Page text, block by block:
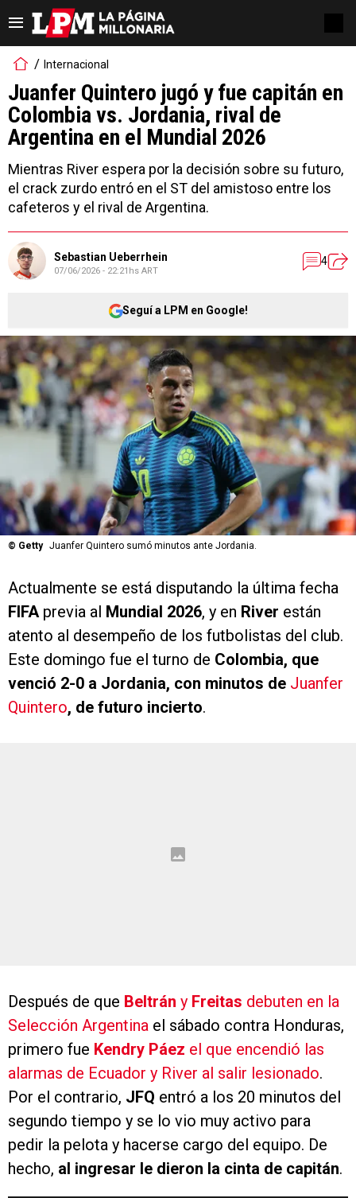
Internacional
Juanfer Quintero jugó y fue capitán en
Colombia vs. Jordania, rival de
Argentina en el Mundial 2026
Mientras River espera por la decisión sobre su futuro,
el crack zurdo entró en el ST del amistoso entre los
cafeteros y el rival de Argentina.
Sebastian Ueberrhein
07/06/2026 - 22:21hs ART
4
Seguí a LPM en Google!
© Getty Juanfer Quintero sumó minutos ante Jordania.
Actualmente se está disputando la última fecha
FIFAprevia al Mundial 2026, y en River están
atento al desempeño de los futbolistas del club.
Este domingo fue el turno de Colombia, que
venció 2-0 a Jordania, con minutos de Juanfer
Quintero, de futuro incierto.
Después de que Beltrán y Freitas debuten en la
Selección Argentina el sábado contra Honduras,
primero fue Kendry Páez el que encendió las
alarmas de Ecuador y River al salir lesionado.
Por el contrario, JFQ entró a los 20 minutos del
segundo tiempo y se lo vio muy activo para
pedir la pelota y hacerse cargo del equipo. De
hecho, al ingresar le dieron la cinta de capitán.